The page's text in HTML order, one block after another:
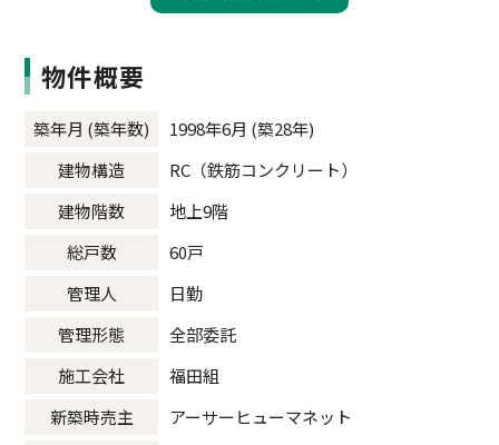
物件概要
築年月 (築年数)
1998年6月 (築28年)
建物構造
RC（鉄筋コンクリート）
建物階数
地上9階
総戸数
60戸
管理人
日勤
管理形態
全部委託
施工会社
福田組
新築時売主
アーサーヒューマネット